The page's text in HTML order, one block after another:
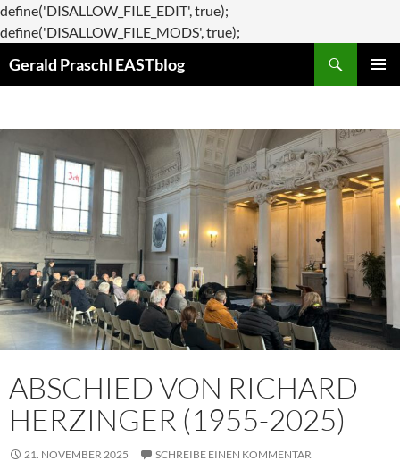
define('DISALLOW_FILE_EDIT', true);
define('DISALLOW_FILE_MODS', true);
Gerald Praschl EASTblog
ABSCHIED VON RICHARD
HERZINGER (1955-2025)
21. NOVEMBER 2025 SCHREIBE EINEN KOMMENTAR